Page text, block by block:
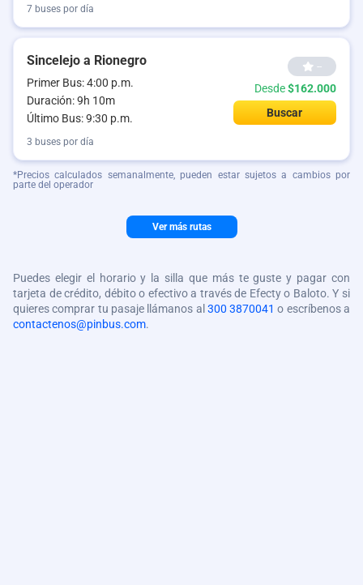
7 buses por día
Sincelejo a Rionegro
Primer Bus: 4:00 p.m.
Duración: 9h 10m
Último Bus: 9:30 p.m.
--
Desde$162.000
Buscar
3 buses por día
*Precios calculados semanalmente, pueden estar sujetos a cambios por
parte del operador
Ver más rutas
Puedes elegir el horario y la silla que más te guste y pagar con
tarjeta de crédito, débito o efectivo a través de Efecty o Baloto. Y si
quieres comprar tu pasaje llámanos al 300 3870041 o escríbenos a
contactenos@pinbus.com.